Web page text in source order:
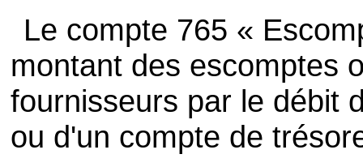
Le compte 765 «
montant des escomptes
fournisseurs par le débit
ou d'un compte de